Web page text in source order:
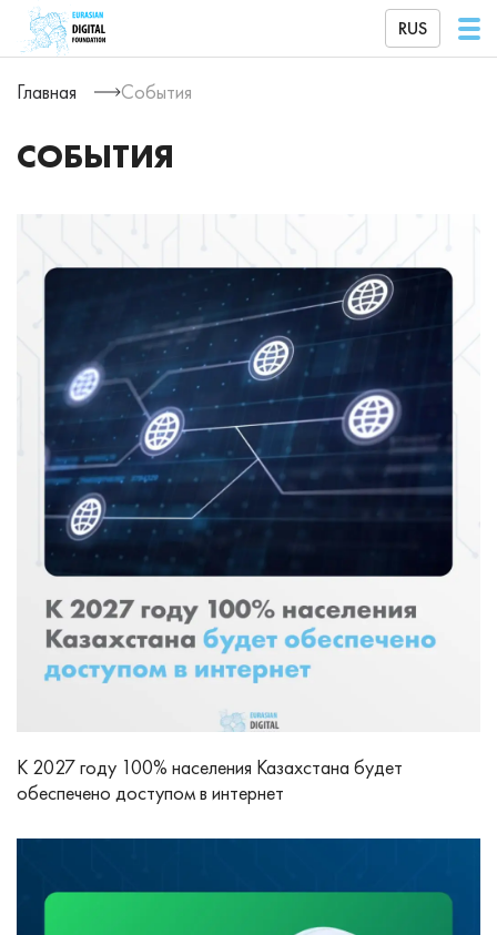
RUS
Главная События
СОБЫТИЯ
К 2027 году 100% населения Казахстана будет
обеспечено доступом в интернет